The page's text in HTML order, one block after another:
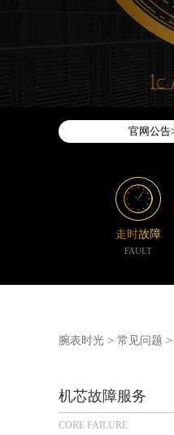
官网公告
走时故障
FAULT
腕表时光 > 常见问题 >
机芯故障服务
CORE FAILURE